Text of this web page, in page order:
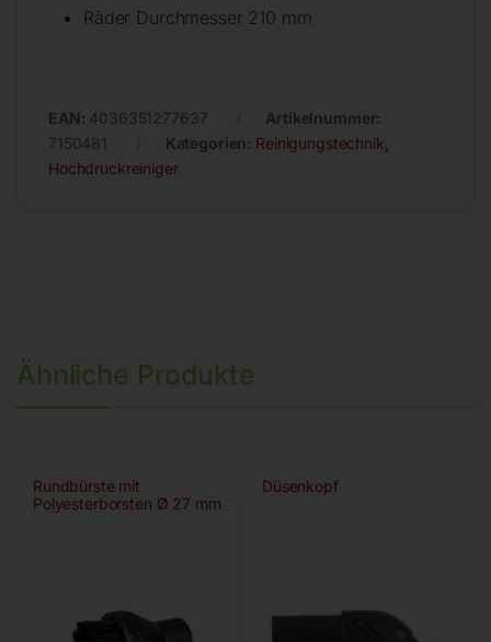
Räder Durchmesser 210 mm
EAN: 4036351277637
Artikelnummer:
7150481
Kategorien: Reinigungstechnik
Hochdruckreiniger
Ähnliche Produkte
Rundbürste mit
Polyesterborsten Ø 27 mm
Düsenkopf